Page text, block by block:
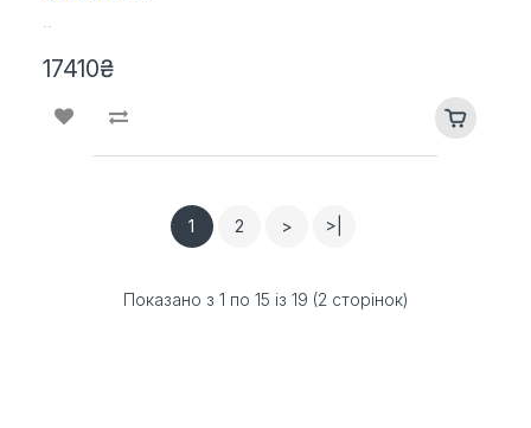
17410₴
1 2 > >|
Показано з 1 по 15 із 19 (2 сторінок)